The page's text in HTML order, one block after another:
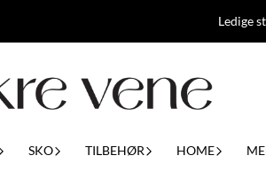
Ledige
SKO TILBEHØR HOME